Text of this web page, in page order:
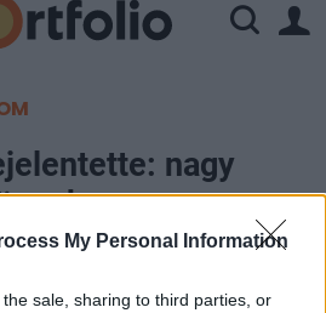
My Personal Information
sale, sharing to third parties, or
nagy
a
szigorú